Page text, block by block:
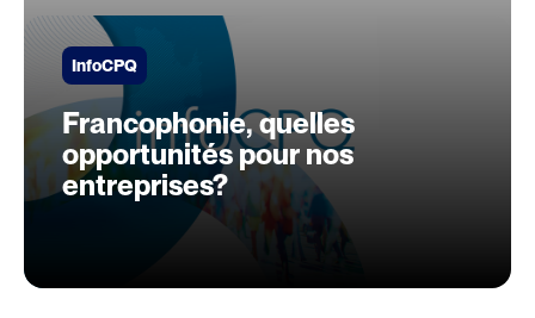
InfoCPQ
Francophonie, quelles
opportunités pour nos
entreprises?